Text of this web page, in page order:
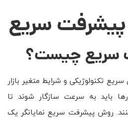
سریع
سریع چیست؟
تکنولوژیکی و شرایط متغیر بازار
باید به سرعت سازگار شوند تا
روش پیشرفت سریع نمایانگر یک